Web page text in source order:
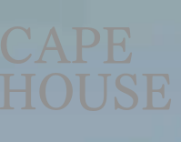
CAPE
HOUSE